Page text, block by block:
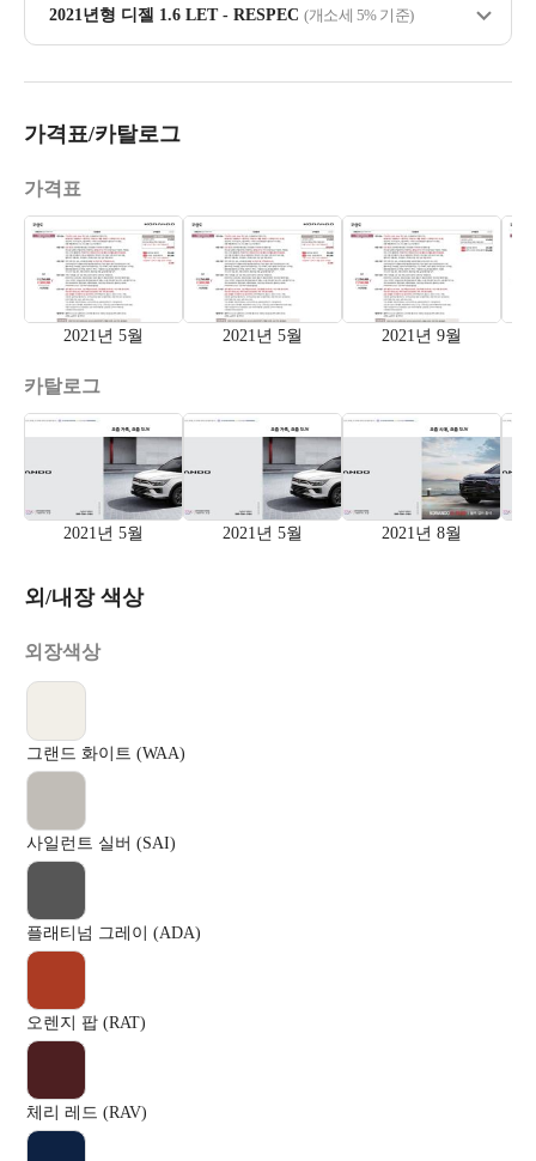
2021년형 디젤 1.6 LET - RESPEC (개소세 5% 기준)
가격표/카탈로그
가격표
2021년 5월 2021년 5월 2021년 9월
카탈로그
2021년 5월 2021년 5월 2021년 8월
외/내장 색상
외장색상
그랜드 화이트 (WAA)
사일런트 실버 (SAI)
플래티넘 그레이 (ADA)
오렌지 팝 (RAT)
체리 레드 (RAV)